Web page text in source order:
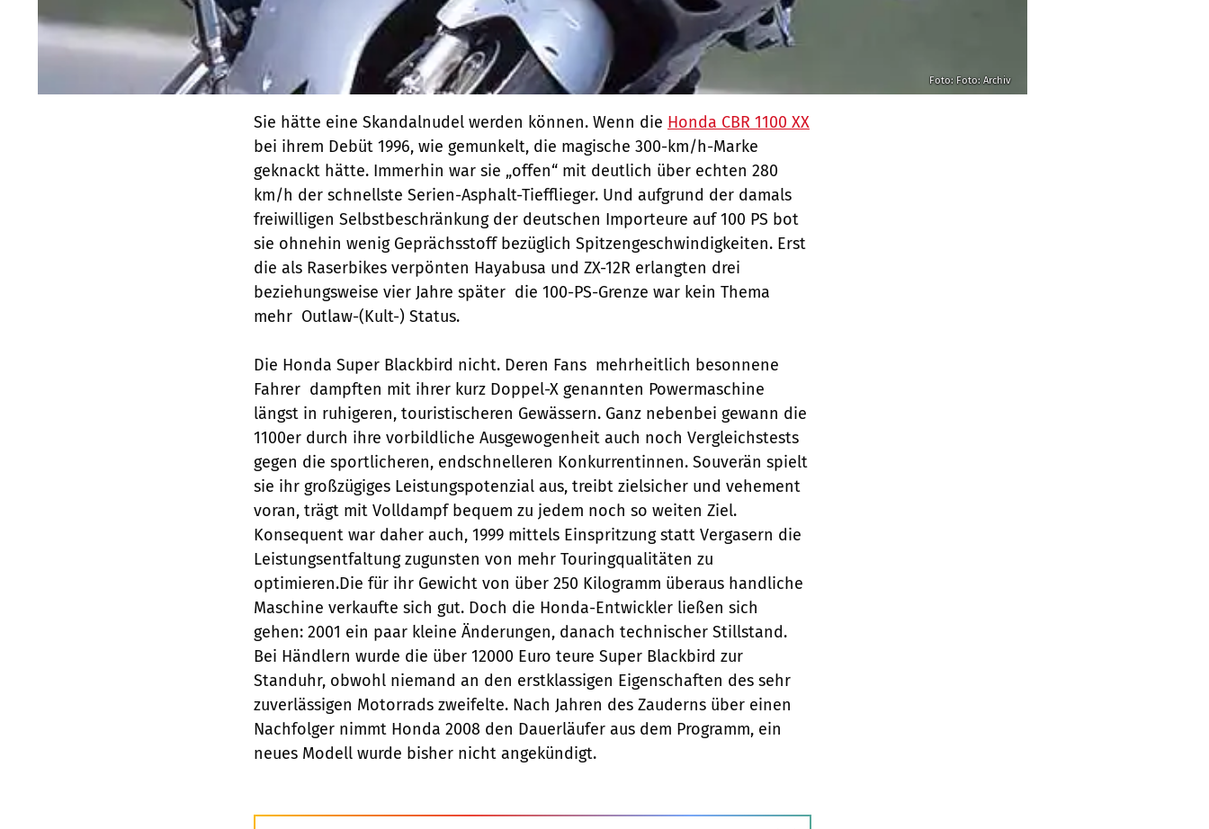
Foto: Foto: Archiv
Sie hätte eine Skandalnudel werden können. Wenn die Honda CBR 1100 XX
bei ihrem Debüt 1996, wie gemunkelt, die magische 300-km/h-Marke
geknackt hätte. Immerhin war sie „offen“ mit deutlich über echten 280
km/h der schnellste Serien-Asphalt-Tiefflieger. Und aufgrund der damals
freiwilligen Selbstbeschränkung der deutschen Importeure auf 100 PS bot
sie ohnehin wenig Geprächsstoff bezüglich Spitzengeschwindigkeiten. Erst
die als Raserbikes verpönten Hayabusa und ZX-12R erlangten drei
beziehungsweise vier Jahre später  die 100-PS-Grenze war kein Thema
mehr  Outlaw-(Kult-) Status.
Die Honda Super Blackbird nicht. Deren Fans  mehrheitlich besonnene
Fahrer  dampften mit ihrer kurz Doppel-X genannten Powermaschine
längst in ruhigeren, touristischeren Gewässern. Ganz nebenbei gewann die
1100er durch ihre vorbildliche Ausgewogenheit auch noch Vergleichstests
gegen die sportlicheren, endschnelleren Konkurrentinnen. Souverän spielt
sie ihr großzügiges Leistungspotenzial aus, treibt zielsicher und vehement
voran, trägt mit Volldampf bequem zu jedem noch so weiten Ziel.
Konsequent war daher auch, 1999 mittels Einspritzung statt Vergasern die
Leistungsentfaltung zugunsten von mehr Touringqualitäten zu
optimieren.Die für ihr Gewicht von über 250 Kilogramm überaus handliche
Maschine verkaufte sich gut. Doch die Honda-Entwickler ließen sich
gehen: 2001 ein paar kleine Änderungen, danach technischer Stillstand.
Bei Händlern wurde die über 12000 Euro teure Super Blackbird zur
Standuhr, obwohl niemand an den erstklassigen Eigenschaften des sehr
zuverlässigen Motorrads zweifelte. Nach Jahren des Zauderns über einen
Nachfolger nimmt Honda 2008 den Dauerläufer aus dem Programm, ein
neues Modell wurde bisher nicht angekündigt.